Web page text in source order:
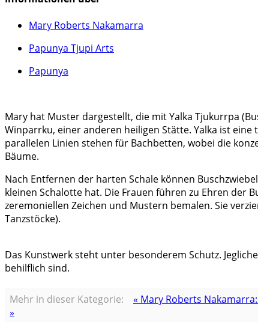
Mary Roberts Nakamarra
Papunya Tjupi Arts
Papunya
Mary hat Muster dargestellt, die mit Yalka Tjukurrpa
Winparrku, einer anderen heiligen Stätte. Yalka ist
parallelen Linien stehen für Bachbetten, wobei die
Bäume.
Nach Entfernen der harten Schale können
kleinen Schalotte hat. Die Frauen führen zu Ehren der
zeremoniellen Zeichen und Mustern bemalen. Sie
Tanzstöcke).
Das Kunstwerk steht unter besonderem Schutz.
behilflich sind.
Mehr in dieser Kategorie: « Mary Roberts
»